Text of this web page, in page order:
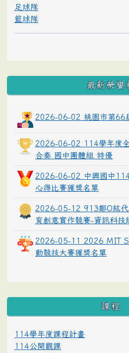
足球隊
籃球隊
最新榮譽
2026-06-02 桃園市第66
2026-06-02 114學年度
合奏 國中團體組 特優
2026-06-02 中興國中
心得比賽獲獎名單
2026-05-12 913鄭O紘代
育創意實作競賽-資訊科技
2026-05-11 2026 MIT
動競技大賽獲獎名單
課程
114學年度課程計畫
114公開觀課